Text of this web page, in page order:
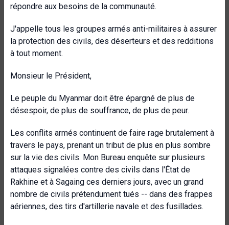
répondre aux besoins de la communauté.
J'appelle tous les groupes armés anti-militaires à assurer
la protection des civils, des déserteurs et des redditions
à tout moment.
Monsieur le Président,
Le peuple du Myanmar doit être épargné de plus de
désespoir, de plus de souffrance, de plus de peur.
Les conflits armés continuent de faire rage brutalement à
travers le pays, prenant un tribut de plus en plus sombre
sur la vie des civils. Mon Bureau enquête sur plusieurs
attaques signalées contre des civils dans l'État de
Rakhine et à Sagaing ces derniers jours, avec un grand
nombre de civils prétendument tués -- dans des frappes
aériennes, des tirs d'artillerie navale et des fusillades.